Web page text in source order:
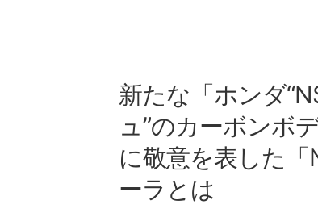
新たな「ホンダ
ュ”のカーボンボ
に敬意を表した
ーラとは